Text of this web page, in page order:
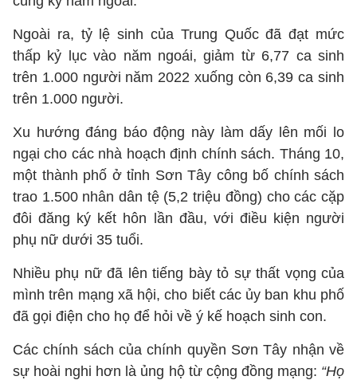
Ngoài ra, tỷ lệ sinh của Trung Quốc đã đạt mức
thấp kỷ lục vào năm ngoái, giảm từ 6,77 ca sinh
trên 1.000 người năm 2022 xuống còn 6,39 ca sinh
trên 1.000 người.
Xu hướng đáng báo động này làm dấy lên mối lo
ngại cho các nhà hoạch định chính sách. Tháng 10,
một thành phố ở tỉnh Sơn Tây công bố chính sách
trao 1.500 nhân dân tệ (5,2 triệu đồng) cho các cặp
đôi đăng ký kết hôn lần đầu, với điều kiện người
phụ nữ dưới 35 tuổi.
Nhiều phụ nữ đã lên tiếng bày tỏ sự thất vọng của
mình trên mạng xã hội, cho biết các ủy ban khu phố
đã gọi điện cho họ để hỏi về ý kế hoạch sinh con.
Các chính sách của chính quyền Sơn Tây nhận về
sự hoài nghi hơn là ủng hộ từ cộng đồng mạng: “Họ